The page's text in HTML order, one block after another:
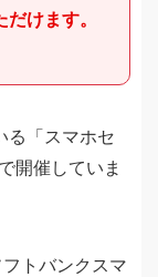
けます。
る「スマホセ
開催していま
トバンクスマ